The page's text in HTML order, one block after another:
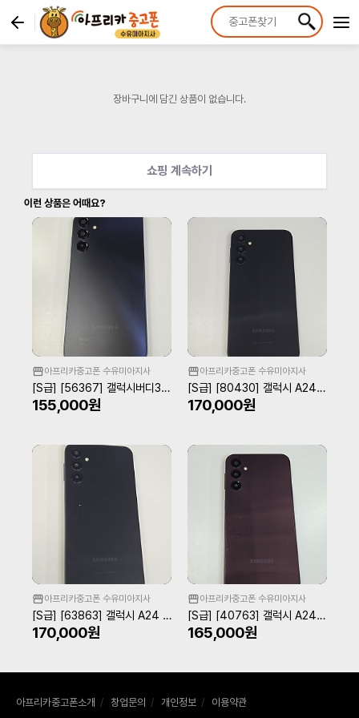
장바구니에 담긴 상품이 없습니다.
쇼핑 계속하기
이런 상품은 어때요?
아프리카중고폰 수유미아지사
[S급] [56367] 갤럭시버디3 네이비
155,000원
아프리카중고폰 수유미아지사
[S급] [80430] 갤럭시 A24 블랙
170,000원
아프리카중고폰 수유미아지사
[S급] [63863] 갤럭시 A24 블랙
170,000원
아프리카중고폰 수유미아지사
[S급] [40763] 갤럭시 A24 버건디
165,000원
아프리카중고폰소개 / 창업문의 / 개인정보 / 이용약관